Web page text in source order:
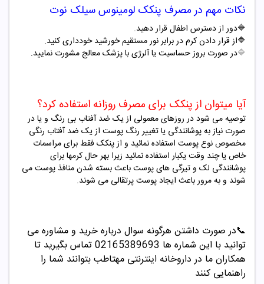
نکات مهم در مصرف پنکک لومینوس سیلک نوت
🔷دور از دسترس اطفال قرار دهید.
🔷از قرار دادن کرم در برابر نور مستقیم خورشید خودداری کنید.
🔷در صورت بروز حساسیت یا آلرژی با پزشک معالج مشورت نمایید.
آیا میتوان از پنکک برای مصرف روزانه استفاده کرد؟
توصیه می شود در روزهای معمولی از یک ضد آفتاب بی رنگ و یا در
صورت نیاز به پوشانندگی یا تغییر رنگ پوست از یک ضد آفتاب رنگی
مخصوص نوع پوست استفاده نمائید و از پنکک فقط برای مراسمات
خاص یا چند وقت یکبار استفاده نمائید زیرا بهر حال کرمها برای
پوشانندگی لک و تیرگی های پوست باعث بسته شدن منافذ پوست می
شوند و به مرور باعث ایجاد پوست پرتقالی می شوند.
📞در صورت داشتن هرگونه سوال درباره خرید و مشاوره می
توانید با این شماره ها 02165389693
تماس بگیرید تا
همکاران ما در داروخانه اینترنتی مهتاطب بتوانند شما را
راهنمایی کنند